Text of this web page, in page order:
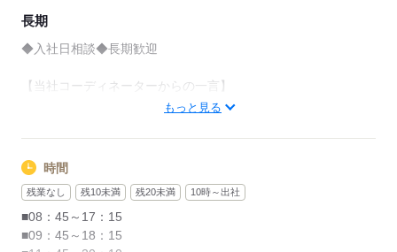
長期
◆入社日相談◆長期歓迎
【当社コーディネーターからの一言】
案件によって髪色・髪型自由や
ネイルOK、ピアスOK、
私服勤務可などオシャレも楽しめます♪
1対1でじっくりご要望をお聞きしながら、
あなたが活躍できる環境を
もっと見る
時間
残業なし 残10未満 残20未満 10時～出社
■08：45～17：15
■09：45～18：15